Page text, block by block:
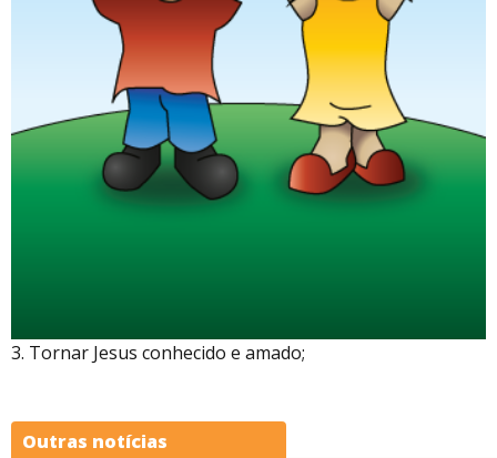
3. Tornar Jesus conhecido e amado;
Outras notícias